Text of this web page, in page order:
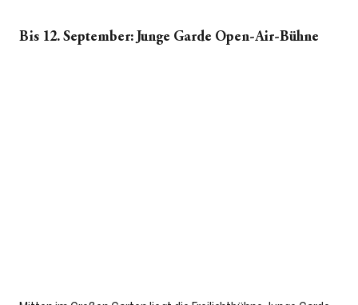
Bis 12. September: Junge Garde Open-Air-Bühne